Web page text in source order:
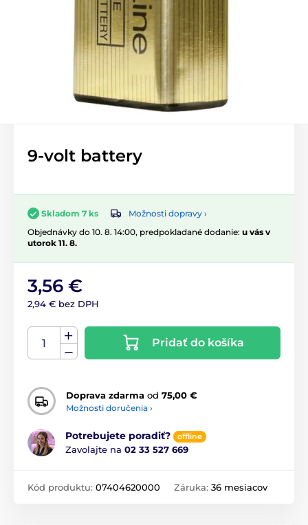
9-volt battery
Skladom 7 ks
Možnosti dopravy ›
Objednávky do 10. 8. 14:00, predpokladané dodanie: u vás v
utorok 11. 8.
3,56 €
2,94 € bez DPH
Pridať do košíka
Doprava zdarma od 75,00 €
Možnosti doručenia ›
Potrebujete poradiť? offline
Zavolajte na 02 33 527 669
Kód produktu: 07404620000 Záruka: 36 mesiacov